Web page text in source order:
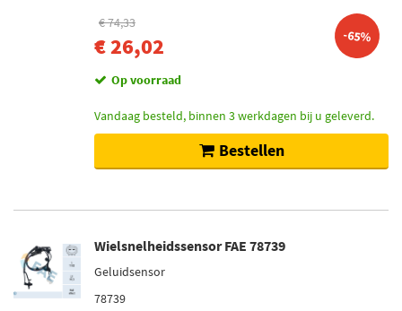
€ 74,33
€ 26,02 -65%
Op voorraad
Vandaag besteld, binnen 3 werkdagen bij u geleverd.
Bestellen
Wielsnelheidssensor FAE 78739
Geluidsensor
78739